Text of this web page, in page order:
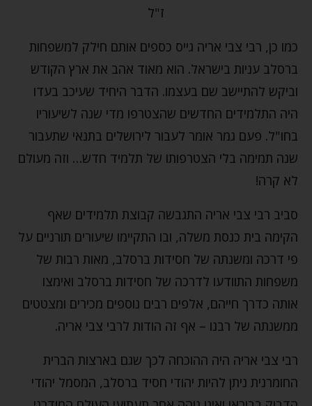
ז"ל
כמו כן, רבי צבי אריה גייס כספים אותם חילק למשפחות
ברסלב עניות בישראל. הוא מאוד אהב את ארץ הקודש
וביקש להתיישב שם בעצמו. הדבר היחיד שעיכב בעדו
היה התלמידים החדשים שהצטרפו מדי שנה לשיעוריו
בחו"ל. פעם גמר אומר לעבור לירושלים בתנאי שתעבור
שנה תמימה בלי הצטרפותו של תלמיד חדש… וזה מעולם
לא קרה!
סביב רבי צבי אריה התגבשה קבוצת תלמידים שאף
הקימה בית כנסת משלה, ובו התקיימו שיעורים תורניים על
פי דרכה ומשנתה של חסידות ברסלב, מאות רבות של
משפחות התוודעו לדרכה של חסידות ברסלב ואימצו
אותה כדרך חייהם, אלפים רבים נוספים מכירים ומצטטים
ממשנתה של רבנו – אף זה הודות לרבי צבי אריה.
רבי צבי אריה היה ההוכחה לכך שגם בארצות הברית
החומרנית ניתן להיות יהודי חסיד ברסלב, המסמל יהודי